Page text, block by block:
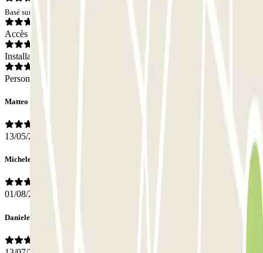
Basé sur 11 avis
Accès
Installations
Personnel
Matteo
13/05/2026
Michele
01/08/2025
Daniele